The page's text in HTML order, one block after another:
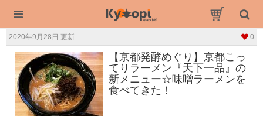
2020年9月28日 更新 0
【京都発酵めぐり】京都こっ
てりラーメン『天下一品』の
新メニュー☆味噌ラーメンを
食べてきた！